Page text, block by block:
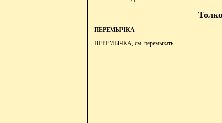
ПЕРЕМЫЧКА
ПЕРЕМЫЧКА, см. перемыкать.